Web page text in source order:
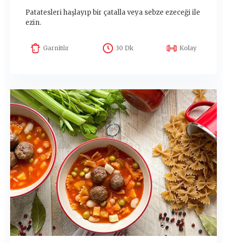
Patatesleri haşlayıp bir çatalla veya sebze ezeceği ile
ezin.
Garnitür 30 Dk Kolay